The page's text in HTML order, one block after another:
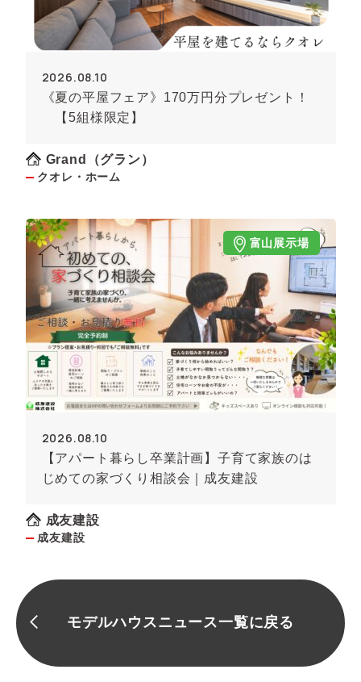
2026.08.10
《夏の平屋フェア》170万円分プレゼント！
【5組様限定】
Grand（グラン）
クオレ・ホーム
富山展示場
2026.08.10
【アパート暮らし卒業計画】子育て家族のは
じめての家づくり相談会｜成友建設
成友建設
成友建設
モデルハウスニュース一覧に戻る